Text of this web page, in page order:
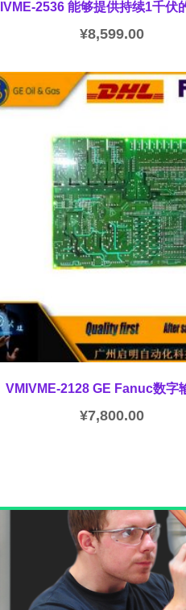
2536 能够提供持续1千伏
¥8,599.00
VMIVME-2128 GE Fanuc数字
¥7,800.00